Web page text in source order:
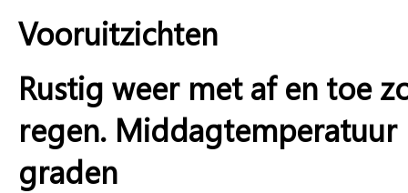
Vooruitzichten
Rustig weer met af en toe
regen.
graden